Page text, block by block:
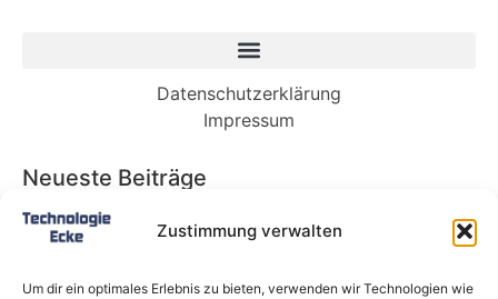
Zustimmung verwalten
Um dir ein optimales Erlebnis zu bieten, verwenden wir Technologien wie
Datenschutzerklärung
Impressum
Neueste Beiträge
Babybett 90×200: Die perfekte Lösung für
wachsende Kinder und kleine Räume